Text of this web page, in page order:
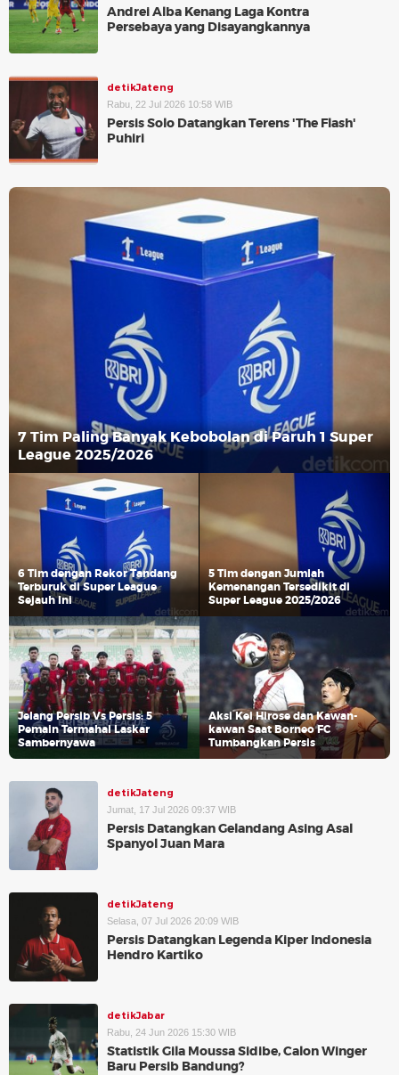
Andrei Alba Kenang Laga Kontra
Persebaya yang Disayangkannya
detikJateng
Rabu, 22 Jul 2026 10:58 WIB
Persis Solo Datangkan Terens 'The Flash'
Puhiri
7 Tim Paling Banyak Kebobolan di Paruh 1 Super
League 2025/2026
6 Tim dengan Rekor Tandang
Terburuk di Super League
Sejauh Ini
5 Tim dengan Jumlah
Kemenangan Tersedikit di
Super League 2025/2026
Jelang Persib Vs Persis: 5
Pemain Termahal Laskar
Sambernyawa
Aksi Kei Hirose dan Kawan-
kawan Saat Borneo FC
Tumbangkan Persis
detikJateng
Jumat, 17 Jul 2026 09:37 WIB
Persis Datangkan Gelandang Asing Asal
Spanyol Juan Mara
detikJateng
Selasa, 07 Jul 2026 20:09 WIB
Persis Datangkan Legenda Kiper Indonesia
Hendro Kartiko
detikJabar
Rabu, 24 Jun 2026 15:30 WIB
Statistik Gila Moussa Sidibe, Calon Winger
Baru Persib Bandung?